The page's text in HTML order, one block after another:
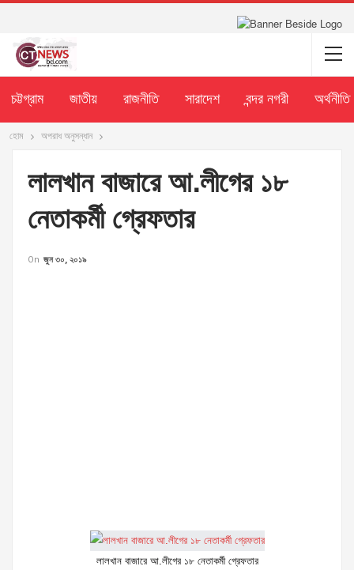
চট্টগ্রাম জাতীয় রাজনীতি সারাদেশ বন্দর নগরী অর্থনীতি
হোম অপরাধ অনুসন্ধান
লালখান বাজারে আ.লীগের ১৮
নেতাকর্মী গ্রেফতার
On জুন ৩০, ২০১৯
লালখান বাজারে আ.লীগের ১৮ নেতাকর্মী গ্রেফতার